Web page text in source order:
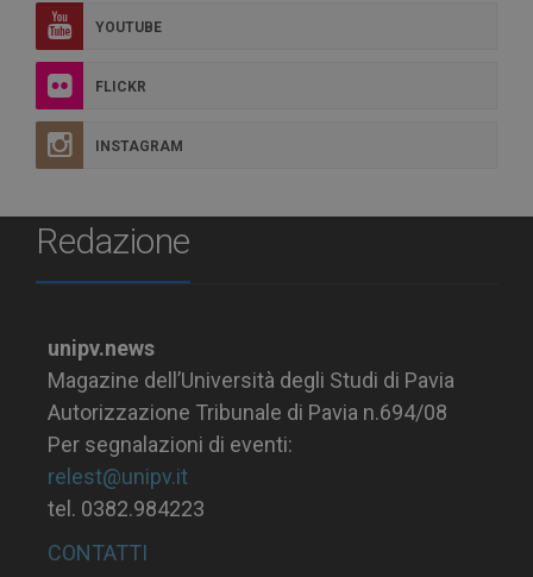
YOUTUBE
FLICKR
INSTAGRAM
Redazione
unipv.news
Magazine dell’Università degli Studi di Pavia
Autorizzazione Tribunale di Pavia n.694/08
Per segnalazioni di eventi:
relest@unipv.it
tel. 0382.984223
CONTATTI